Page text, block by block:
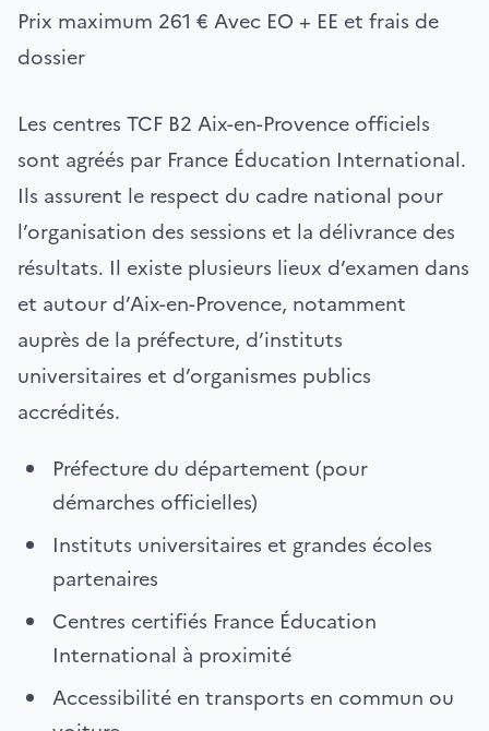
Prix maximum 261 € Avec EO + EE et frais de
dossier
Les centres TCF B2 Aix-en-Provence officiels
sont agréés par France Éducation International.
Ils assurent le respect du cadre national pour
l’organisation des sessions et la délivrance des
résultats. Il existe plusieurs lieux d’examen dans
et autour d’Aix-en-Provence, notamment
auprès de la préfecture, d’instituts
universitaires et d’organismes publics
accrédités.
Préfecture du département (pour
démarches officielles)
Instituts universitaires et grandes écoles
partenaires
Centres certifiés France Éducation
International à proximité
Accessibilité en transports en commun ou